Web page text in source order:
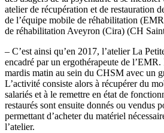
atelier de récupération et de restauration
de l’équipe mobile de réhabilitation
de réhabilitation Aveyron (Cira) (CH
– C’est ainsi qu’en 2017, l’atelier La
encadré par un ergothérapeute de
mardis matin au sein du CHSM avec un
L’activité consiste alors à récupérer du
salariés et à le remettre en état de
restaurés sont ensuite donnés ou vendus
permettant d’acheter du matériel
l’atelier.